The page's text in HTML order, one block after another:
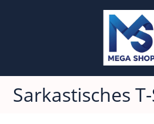
Sarkastisches